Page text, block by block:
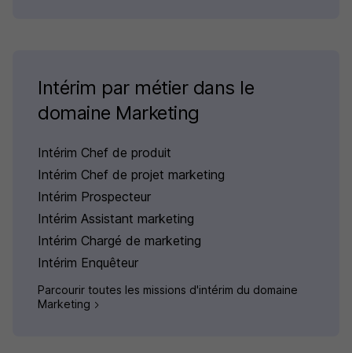
Intérim par métier dans le
domaine Marketing
Intérim Chef de produit
Intérim Chef de projet marketing
Intérim Prospecteur
Intérim Assistant marketing
Intérim Chargé de marketing
Intérim Enquêteur
Parcourir toutes les missions d'intérim du domaine
Marketing